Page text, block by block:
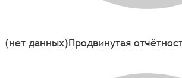
(нет данных)Продвинутая